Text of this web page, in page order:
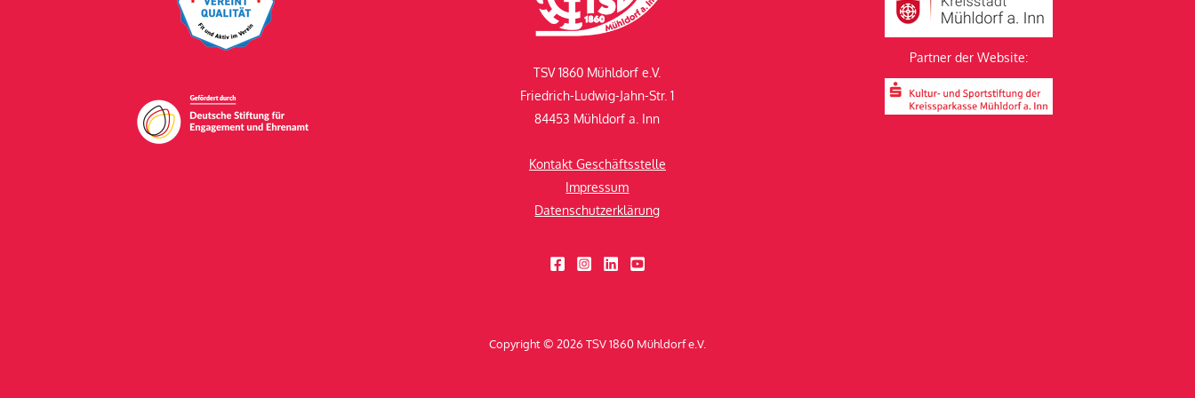
TSV 1860 Mühldorf e.V.
Friedrich-Ludwig-Jahn-Str. 1
84453 Mühldorf a. Inn
Kontakt Geschäftsstelle
Impressum
Datenschutzerklärung
Partner der Website:
Copyright © 2026 TSV 1860 Mühldorf e.V.